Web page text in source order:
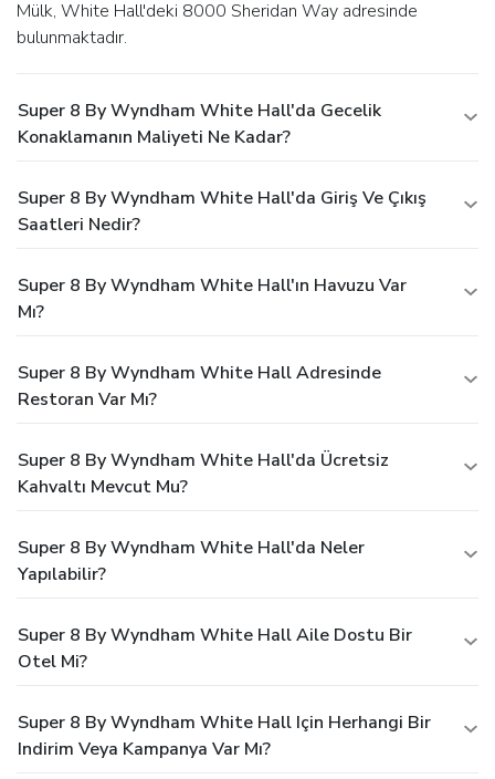
Mülk, White Hall'deki 8000 Sheridan Way adresinde
bulunmaktadır.
Super 8 By Wyndham White Hall'da Gecelik
Konaklamanın Maliyeti Ne Kadar?
Super 8 By Wyndham White Hall'da Giriş Ve Çıkış
Saatleri Nedir?
Super 8 By Wyndham White Hall'ın Havuzu Var
Mı?
Super 8 By Wyndham White Hall Adresinde
Restoran Var Mı?
Super 8 By Wyndham White Hall'da Ücretsiz
Kahvaltı Mevcut Mu?
Super 8 By Wyndham White Hall'da Neler
Yapılabilir?
Super 8 By Wyndham White Hall Aile Dostu Bir
Otel Mi?
Super 8 By Wyndham White Hall Için Herhangi Bir
Indirim Veya Kampanya Var Mı?